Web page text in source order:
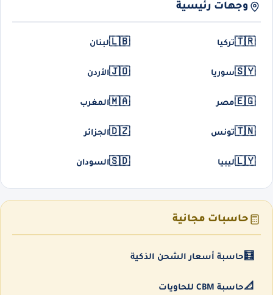
وجهات رئيسية
🇹🇷تركيا 🇱🇧لبنان
🇸🇾سوريا 🇯🇴الأردن
🇪🇬مصر 🇲🇦المغرب
🇹🇳تونس 🇩🇿الجزائر
🇱🇾ليبيا 🇸🇩السودان
حاسبات مجانية
🧮 حاسبة أسعار الشحن الذكية
📐حاسبة CBM للحاويات